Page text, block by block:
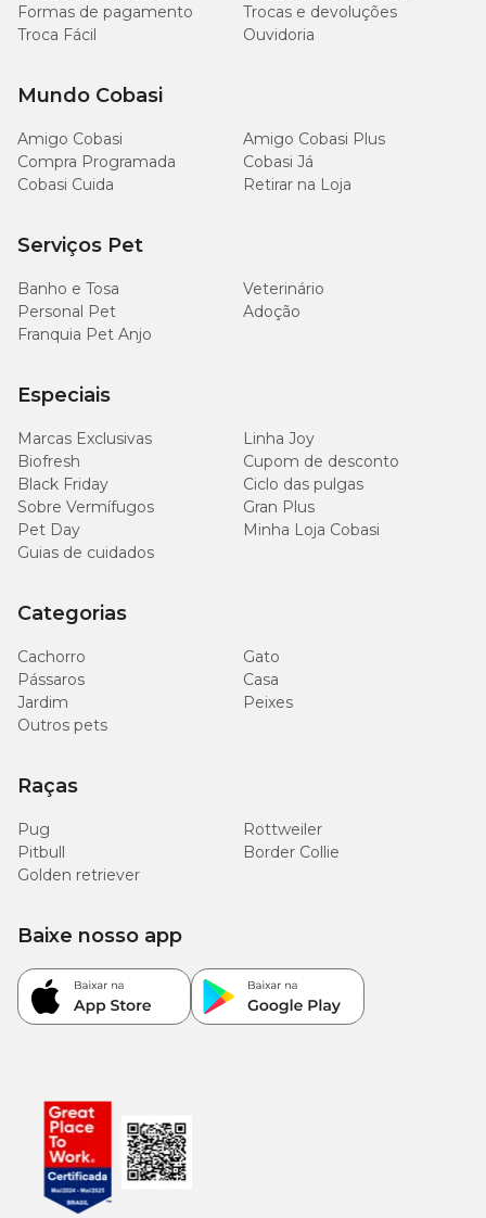
Formas de pagamento
Trocas e devoluções
Troca Fácil
Ouvidoria
Mundo Cobasi
Amigo Cobasi
Amigo Cobasi Plus
Compra Programada
Cobasi Já
Cobasi Cuida
Retirar na Loja
Serviços Pet
Banho e Tosa
Veterinário
Personal Pet
Adoção
Franquia Pet Anjo
Especiais
Marcas Exclusivas
Linha Joy
Biofresh
Cupom de desconto
Black Friday
Ciclo das pulgas
Sobre Vermífugos
Gran Plus
Pet Day
Minha Loja Cobasi
Guias de cuidados
Categorias
Cachorro
Gato
Pássaros
Casa
Jardim
Peixes
Outros pets
Raças
Pug
Rottweiler
Pitbull
Border Collie
Golden retriever
Baixe nosso app